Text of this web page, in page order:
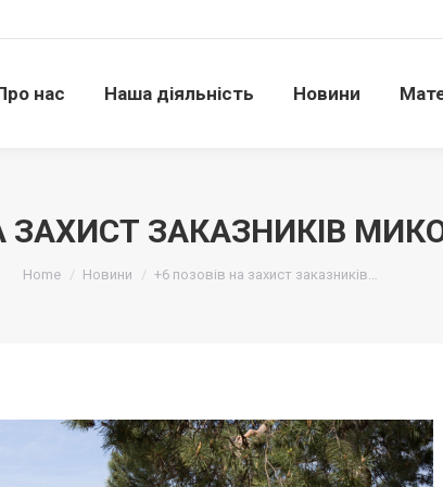
нас Наша діяльність Новини
ЗАХИСТ ЗАКАЗНИКІВ
Home Новини +6 позовів на захист заказників…
нас Наша діяльність Новини